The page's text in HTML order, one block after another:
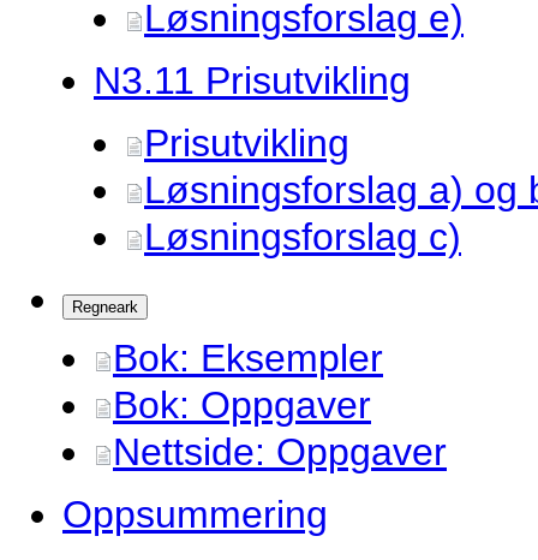
Løsningsforslag e)
N3.11 Prisutvikling
Prisutvikling
Løsningsforslag a) og
Løsningsforslag c)
Regneark
Bok: Eksempler
Bok: Oppgaver
Nettside: Oppgaver
Oppsummering